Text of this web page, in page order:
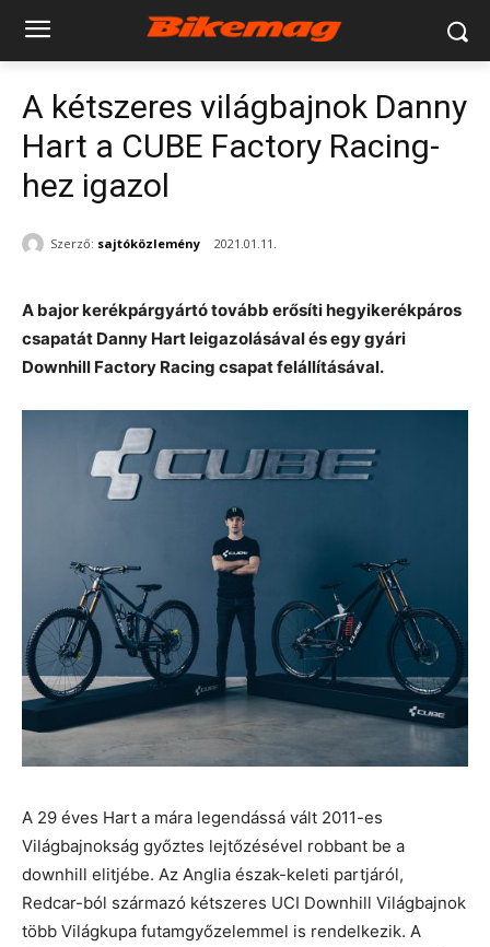
A kétszeres világbajnok Danny
Hart a CUBE Factory Racing-
hez igazol
Szerző: sajtóközlemény 2021.01.11.
A bajor kerékpárgyártó tovább erősíti hegyikerékpáros
csapatát Danny Hart leigazolásával és egy gyári
Downhill Factory Racing csapat felállításával.
A 29 éves Hart a mára legendássá vált 2011-es
Világbajnokság győztes lejtőzésével robbant be a
downhill elitjébe. Az Anglia észak-keleti partjáról,
Redcar-ból származó kétszeres UCI Downhill Világbajnok
több Világkupa futamgyőzelemmel is rendelkezik. A